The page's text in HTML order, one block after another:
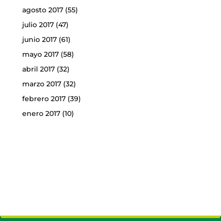
agosto 2017(55)
julio 2017(47)
junio 2017(61)
mayo 2017(58)
abril 2017(32)
marzo 2017(32)
febrero 2017(39)
enero 2017(10)